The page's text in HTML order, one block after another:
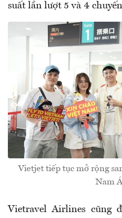
suất lần lượt 5 và 4
Vietjet tiếp tục mở rộng
Nam
Vietravel Airlines cũng